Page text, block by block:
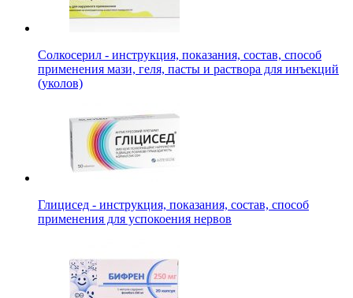
Солкосерил - инструкция, показания, состав, способ
применения мази, геля, пасты и раствора для инъекций
(уколов)
Глицисед - инструкция, показания, состав, способ
применения для успокоения нервов